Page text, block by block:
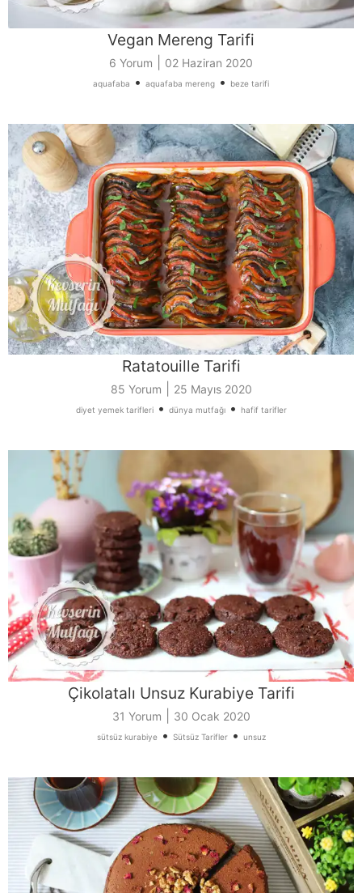
Vegan Mereng Tarifi
6 Yorum 02 Haziran 2020
aquafaba • aquafaba mereng • beze tarifi
Ratatouille Tarifi
85 Yorum 25 Mayıs 2020
diyet yemek tarifleri• dünya mutfağı• hafif tarifler
Çikolatalı Unsuz Kurabiye Tarifi
31 Yorum 30 Ocak 2020
sütsüz kurabiye• Sütsüz Tarifler• unsuz